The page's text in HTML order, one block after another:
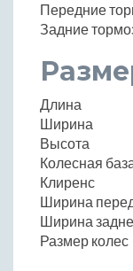
Передние
Задние
Длина
Ширина
Высота
Колесная
Клиренс
Ширина
Ширина
Размер колес